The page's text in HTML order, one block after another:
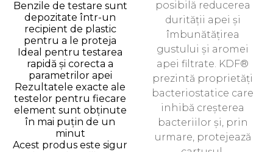
Benzile de testare sunt
depozitate într-un
recipient de plastic
pentru a le proteja
Ideal pentru testarea
rapidă și corecta a
parametrilor apei
Rezultatele exacte ale
testelor pentru fiecare
element sunt obținute
în mai puțin de un
minut
Acest produs este sigur
posibilă reducerea
durității apei și
îmbunătățirea
gustului și aromei
apei filtrate. KDF®
prezintă proprietăți
bacteriostatice care
inhibă creșterea
bacteriilor și, prin
urmare, protejează